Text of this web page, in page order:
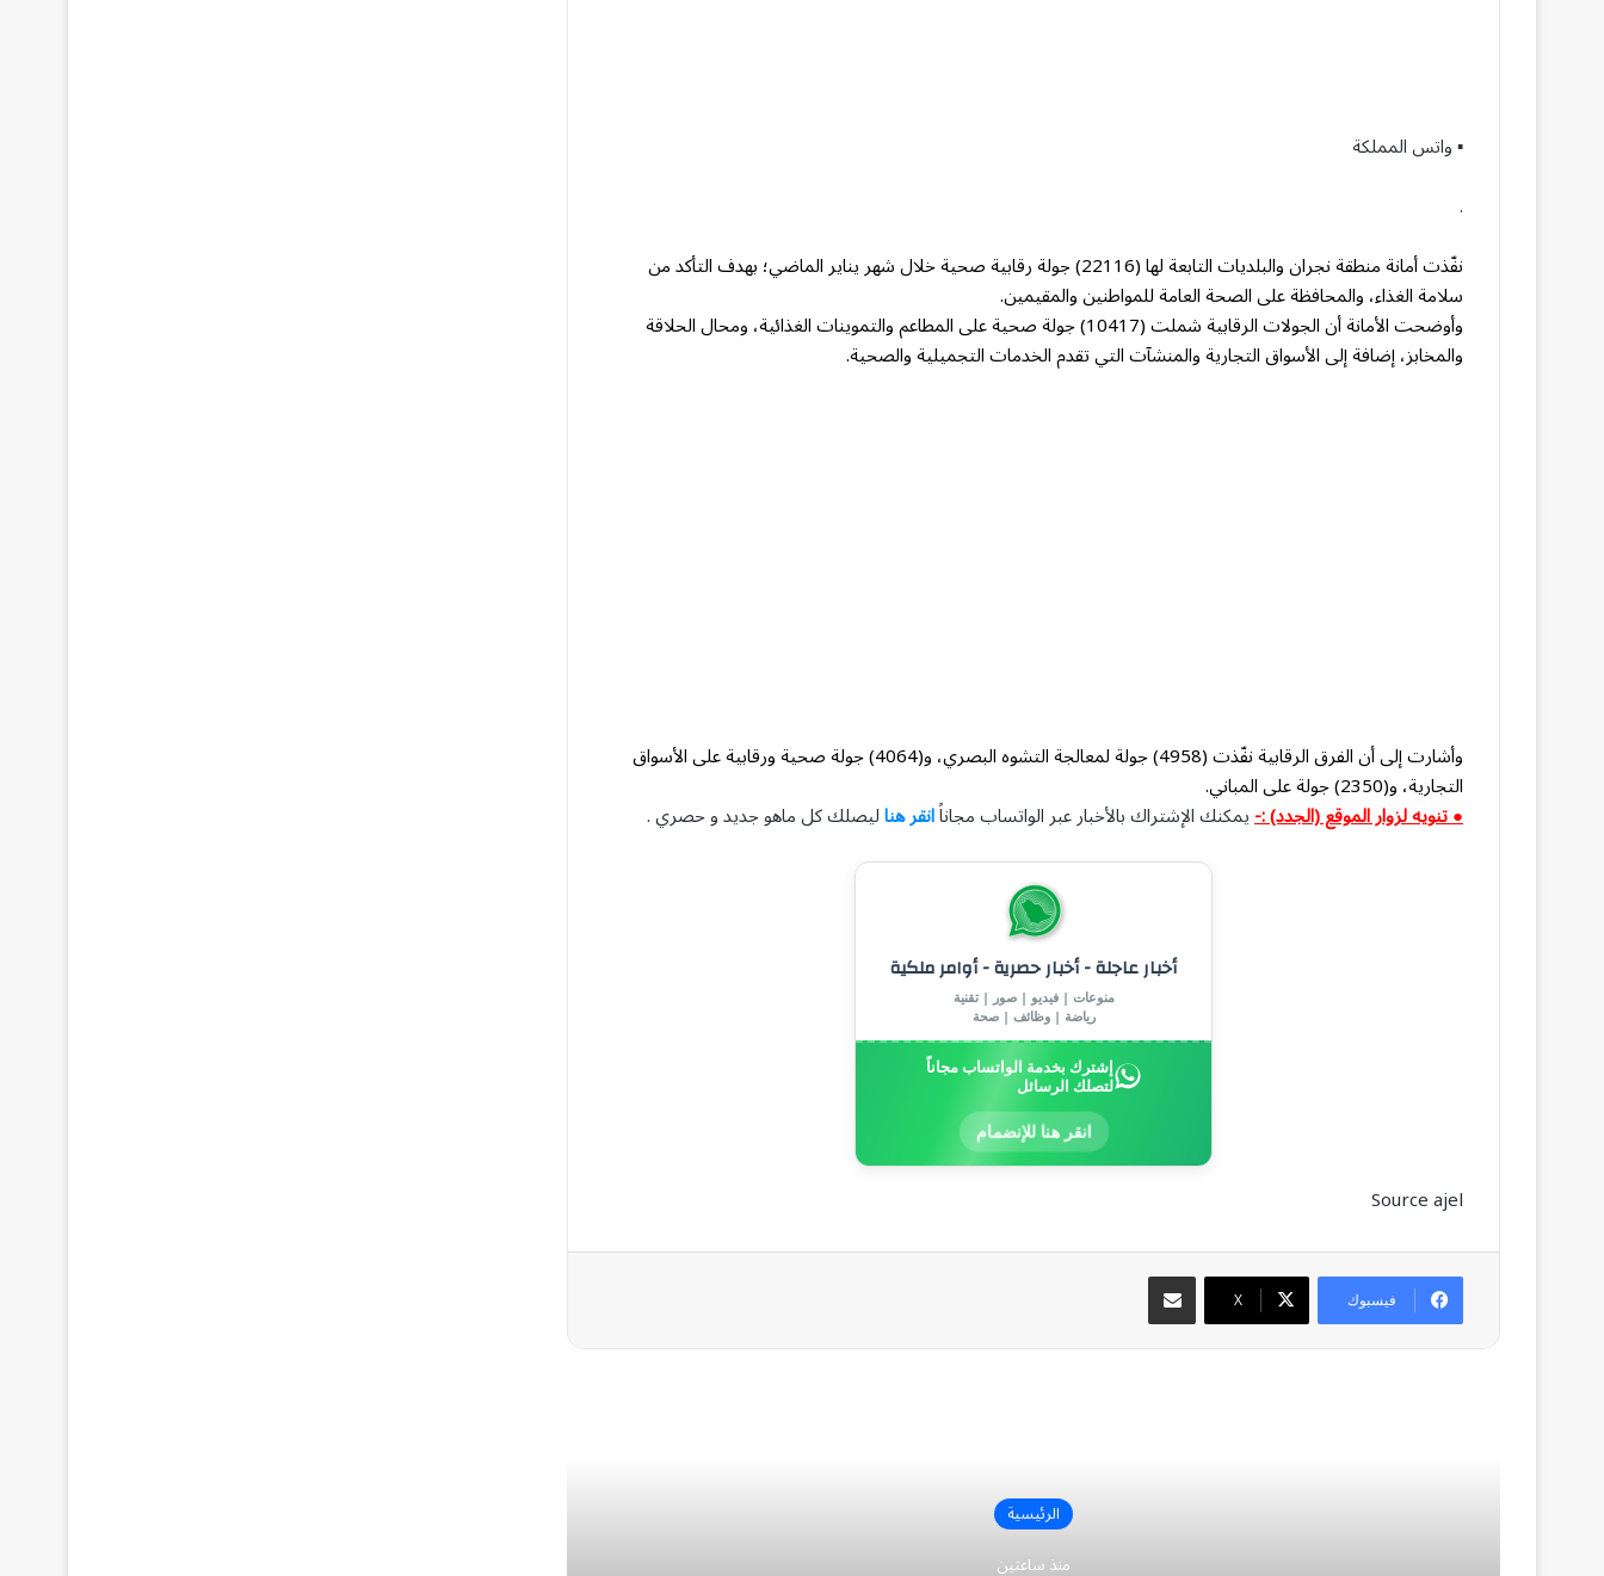
▪︎ واتس المملكة
.
نفّذت أمانة منطقة نجران والبلديات التابعة لها (22116) جولة رقابية صحية خلال شهر يناير الماضي؛ بهدف التأكد من
سلامة الغذاء، والمحافظة على الصحة العامة للمواطنين والمقيمين.
وأوضحت الأمانة أن الجولات الرقابية شملت (10417) جولة صحية على المطاعم والتموينات الغذائية، ومحال الحلاقة
والمخابز، إضافة إلى الأسواق التجارية والمنشآت التي تقدم الخدمات التجميلية والصحية.
وأشارت إلى أن الفرق الرقابية نفّذت (4958) جولة لمعالجة التشوه البصري، و(4064) جولة صحية ورقابية على الأسواق
التجارية، و(2350) جولة على المباني.
● تنويه لزوار الموقع (الجدد) :-يمكنك الإشتراك بالأخبار عبر الواتساب مجاناًانقر هناليصلك كل ماهو جديد و حصري .
أخبار عاجلة - أخبار حصرية - أوامر ملكية
منوعات | فيديو | صور | تقنية
رياضة | وظائف | صحة
إشترك بخدمة الواتساب مجاناً
لتصلك الرسائل
انقر هنا للإنضمام
Source ajel
فيسبوك ‫X
مشاركة عبر البريد
الرئيسية
منذ ساعتين